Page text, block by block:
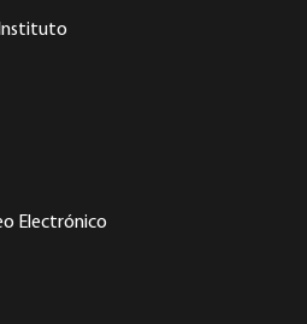
Instituto
Electrónico